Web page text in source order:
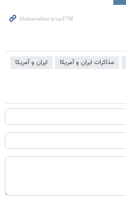
مذاکرات ایران و آمریکا ایران و آمریکا